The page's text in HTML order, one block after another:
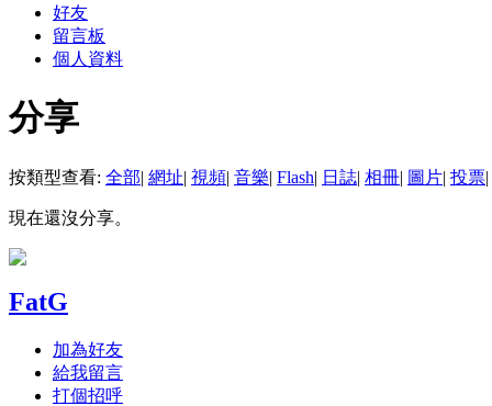
好友
留言板
個人資料
分享
按類型查看: 全部| 網址| 視頻| 音樂| Flash| 日誌| 相冊| 圖片| 投票|
現在還沒分享。
FatG
加為好友
給我留言
打個招呼